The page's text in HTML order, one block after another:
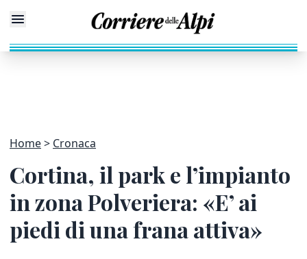
Home Cronaca
Cortina, il park e l’impianto
in zona Polveriera: «E’ ai
piedi di una frana attiva»